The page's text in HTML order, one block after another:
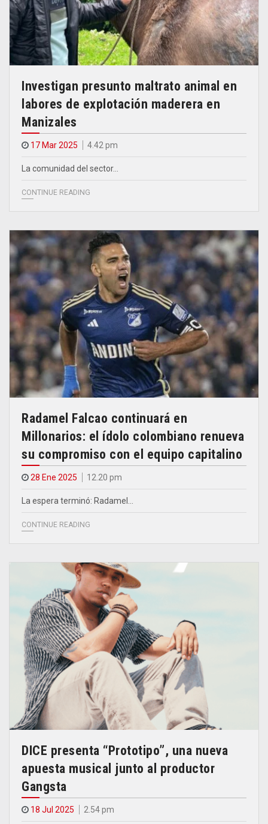
Investigan presunto maltrato animal en
labores de explotación maderera en
Manizales
17 Mar 2025 4.42 pm
La comunidad del sector…
CONTINUE READING
Radamel Falcao continuará en
Millonarios: el ídolo colombiano renueva
su compromiso con el equipo capitalino
28 Ene 2025 12.20 pm
La espera terminó: Radamel…
CONTINUE READING
DICE presenta “Prototipo”, una nueva
apuesta musical junto al productor
Gangsta
18 Jul 2025 2.54 pm